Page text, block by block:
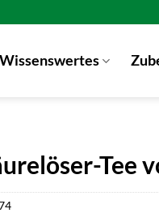
Wissenswertes
Tee